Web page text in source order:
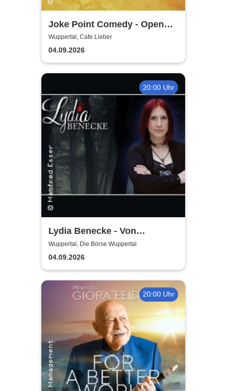
Joke Point Comedy - Open
Mic | Cafe Lieber
Wuppertal, Cafe Lieber
04.09.2026
20:00 Uhr
Lydia Benecke - Von
Hochstapelei, Betrug und
Gaslighting
Wuppertal, Die Börse Wuppertal
04.09.2026
20:00 Uhr